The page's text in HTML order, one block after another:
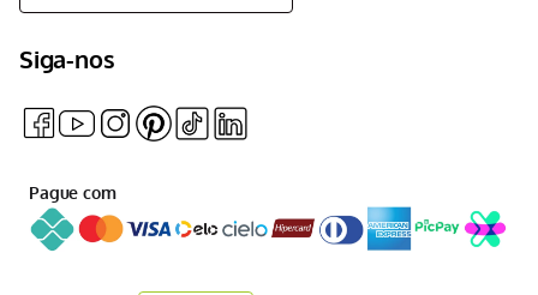
Siga-nos
Pague com